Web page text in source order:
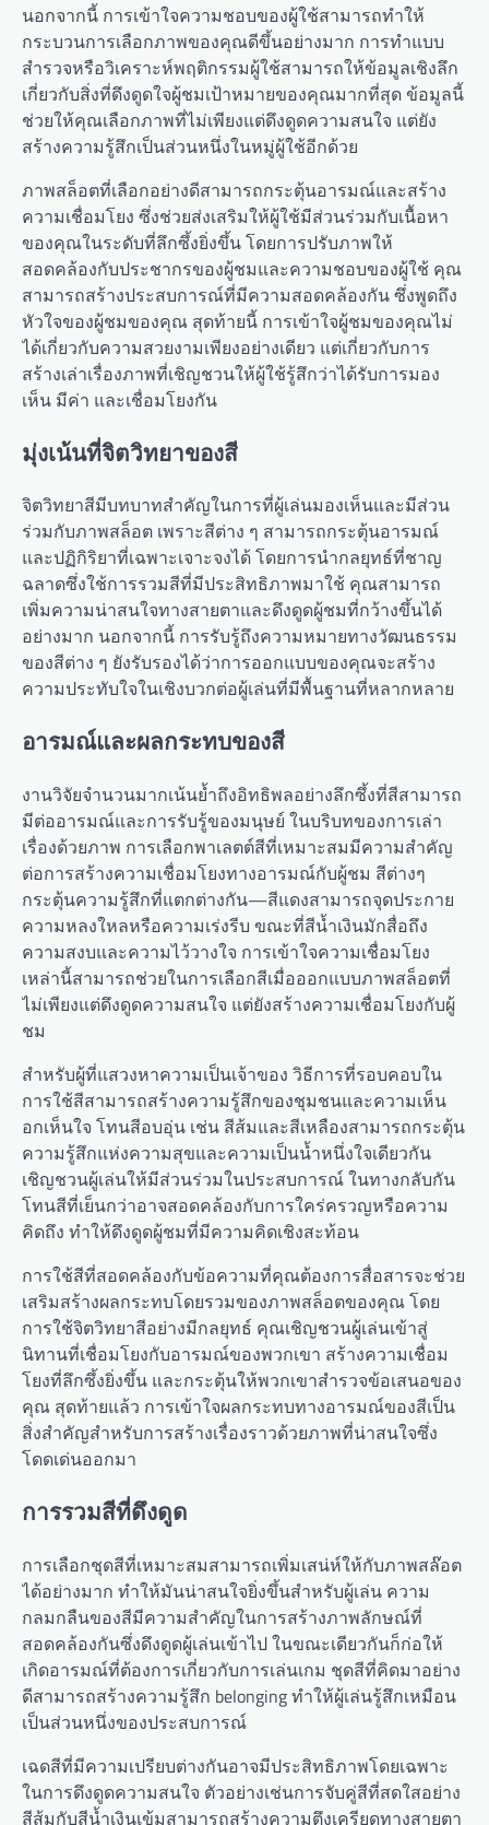
นอกจากนี้ การเข้าใจความชอบของผู้ใช้สามารถทำให้
กระบวนการเลือกภาพของคุณดีขึ้นอย่างมาก การทำแบบ
สำรวจหรือวิเคราะห์พฤติกรรมผู้ใช้สามารถให้ข้อมูลเชิงลึก
เกี่ยวกับสิ่งที่ดึงดูดใจผู้ชมเป้าหมายของคุณมากที่สุด ข้อมูลนี้
ช่วยให้คุณเลือกภาพที่ไม่เพียงแต่ดึงดูดความสนใจ แต่ยัง
สร้างความรู้สึกเป็นส่วนหนึ่งในหมู่ผู้ใช้อีกด้วย
ภาพสล็อตที่เลือกอย่างดีสามารถกระตุ้นอารมณ์และสร้าง
ความเชื่อมโยง ซึ่งช่วยส่งเสริมให้ผู้ใช้มีส่วนร่วมกับเนื้อหา
ของคุณในระดับที่ลึกซึ้งยิ่งขึ้น โดยการปรับภาพให้
สอดคล้องกับประชากรของผู้ชมและความชอบของผู้ใช้ คุณ
สามารถสร้างประสบการณ์ที่มีความสอดคล้องกัน ซึ่งพูดถึง
หัวใจของผู้ชมของคุณ สุดท้ายนี้ การเข้าใจผู้ชมของคุณไม่
ได้เกี่ยวกับความสวยงามเพียงอย่างเดียว แต่เกี่ยวกับการ
สร้างเล่าเรื่องภาพที่เชิญชวนให้ผู้ใช้รู้สึกว่าได้รับการมอง
เห็น มีค่า และเชื่อมโยงกัน
มุ่งเน้นที่จิตวิทยาของสี
จิตวิทยาสีมีบทบาทสำคัญในการที่ผู้เล่นมองเห็นและมีส่วน
ร่วมกับภาพสล็อต เพราะสีต่าง ๆ สามารถกระตุ้นอารมณ์
และปฏิกิริยาที่เฉพาะเจาะจงได้ โดยการนำกลยุทธ์ที่ชาญ
ฉลาดซึ่งใช้การรวมสีที่มีประสิทธิภาพมาใช้ คุณสามารถ
เพิ่มความน่าสนใจทางสายตาและดึงดูดผู้ชมที่กว้างขึ้นได้
อย่างมาก นอกจากนี้ การรับรู้ถึงความหมายทางวัฒนธรรม
ของสีต่าง ๆ ยังรับรองได้ว่าการออกแบบของคุณจะสร้าง
ความประทับใจในเชิงบวกต่อผู้เล่นที่มีพื้นฐานที่หลากหลาย
อารมณ์และผลกระทบของสี
งานวิจัยจำนวนมากเน้นย้ำถึงอิทธิพลอย่างลึกซึ้งที่สีสามารถ
มีต่ออารมณ์และการรับรู้ของมนุษย์ ในบริบทของการเล่า
เรื่องด้วยภาพ การเลือกพาเลตต์สีที่เหมาะสมมีความสำคัญ
ต่อการสร้างความเชื่อมโยงทางอารมณ์กับผู้ชม สีต่างๆ
กระตุ้นความรู้สึกที่แตกต่างกัน—สีแดงสามารถจุดประกาย
ความหลงใหลหรือความเร่งรีบ ขณะที่สีน้ำเงินมักสื่อถึง
ความสงบและความไว้วางใจ การเข้าใจความเชื่อมโยง
เหล่านี้สามารถช่วยในการเลือกสีเมื่อออกแบบภาพสล็อตที่
ไม่เพียงแต่ดึงดูดความสนใจ แต่ยังสร้างความเชื่อมโยงกับผู้
ชม
สำหรับผู้ที่แสวงหาความเป็นเจ้าของ วิธีการที่รอบคอบใน
การใช้สีสามารถสร้างความรู้สึกของชุมชนและความเห็น
อกเห็นใจ โทนสีอบอุ่น เช่น สีส้มและสีเหลืองสามารถกระตุ้น
ความรู้สึกแห่งความสุขและความเป็นน้ำหนึ่งใจเดียวกัน
เชิญชวนผู้เล่นให้มีส่วนร่วมในประสบการณ์ ในทางกลับกัน
โทนสีที่เย็นกว่าอาจสอดคล้องกับการใคร่ครวญหรือความ
คิดถึง ทำให้ดึงดูดผู้ชมที่มีความคิดเชิงสะท้อน
การใช้สีที่สอดคล้องกับข้อความที่คุณต้องการสื่อสารจะช่วย
เสริมสร้างผลกระทบโดยรวมของภาพสล็อตของคุณ โดย
การใช้จิตวิทยาสีอย่างมีกลยุทธ์ คุณเชิญชวนผู้เล่นเข้าสู่
นิทานที่เชื่อมโยงกับอารมณ์ของพวกเขา สร้างความเชื่อม
โยงที่ลึกซึ้งยิ่งขึ้น และกระตุ้นให้พวกเขาสำรวจข้อเสนอของ
คุณ สุดท้ายแล้ว การเข้าใจผลกระทบทางอารมณ์ของสีเป็น
สิ่งสำคัญสำหรับการสร้างเรื่องราวด้วยภาพที่น่าสนใจซึ่ง
โดดเด่นออกมา
การรวมสีที่ดึงดูด
การเลือกชุดสีที่เหมาะสมสามารถเพิ่มเสน่ห์ให้กับภาพสล๊อต
ได้อย่างมาก ทำให้มันน่าสนใจยิ่งขึ้นสำหรับผู้เล่น ความ
กลมกลืนของสีมีความสำคัญในการสร้างภาพลักษณ์ที่
สอดคล้องกันซึ่งดึงดูดผู้เล่นเข้าไป ในขณะเดียวกันก็ก่อให้
เกิดอารมณ์ที่ต้องการเกี่ยวกับการเล่นเกม ชุดสีที่คิดมาอย่าง
ดีสามารถสร้างความรู้สึก belonging ทำให้ผู้เล่นรู้สึกเหมือน
เป็นส่วนหนึ่งของประสบการณ์
เฉดสีที่มีความเปรียบต่างกันอาจมีประสิทธิภาพโดยเฉพาะ
ในการดึงดูดความสนใจ ตัวอย่างเช่นการจับคู่สีที่สดใสอย่าง
สีส้มกับสีน้ำเงินเข้มสามารถสร้างความตึงเครียดทางสายตา